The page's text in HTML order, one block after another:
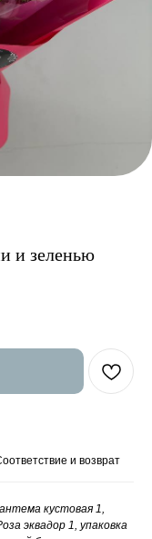
и зеленью
и возврат
кустовая 1,
эквадор 1, упаковка